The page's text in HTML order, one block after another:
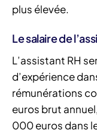
plus élevée.
Le salaire de
L’assistant RH
d’expérience
rémunérations
euros brut
000 euros dans